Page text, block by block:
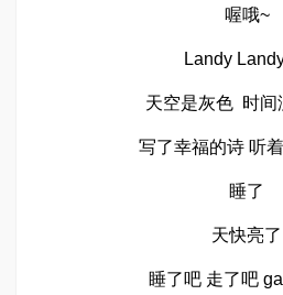
喔哦~
Landy
天空是灰色 时间
写了幸福的诗 听
睡了
天快亮了
睡了吧 走了吧